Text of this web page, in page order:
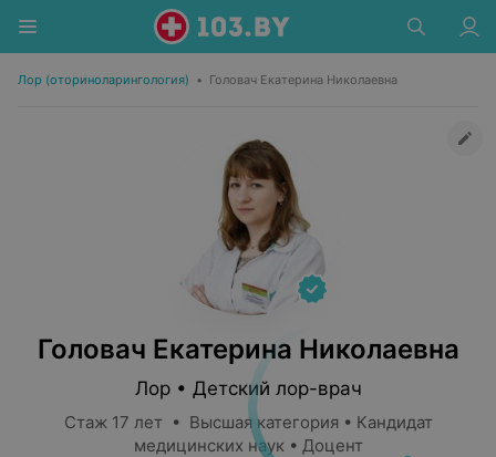
Лор (оториноларингология) • Головач Екатерина Николаевна
Головач Екатерина Николаевна
Лор • Детский лор-врач
Стаж 17 лет • Высшая категория • Кандидат
медицинских наук • Доцент